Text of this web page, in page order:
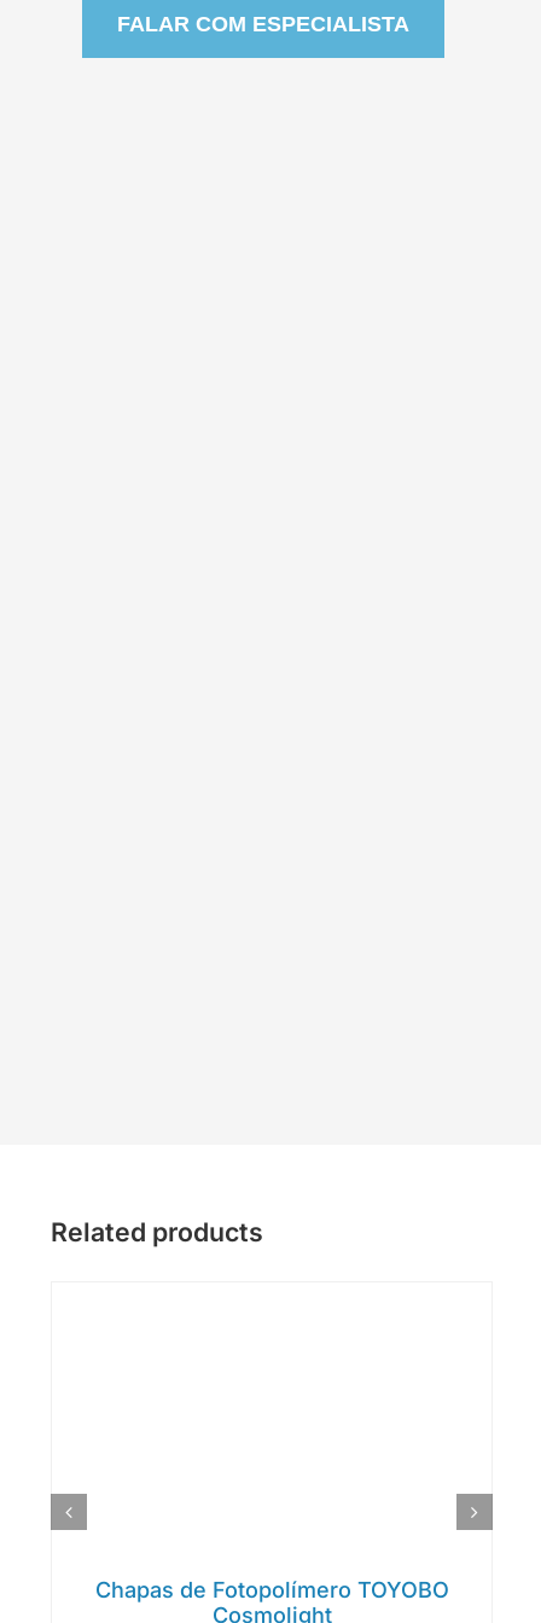
FALAR COM ESPECIALISTA
Related products
Chapas de Fotopolímero TOYOBO
Cosmolight